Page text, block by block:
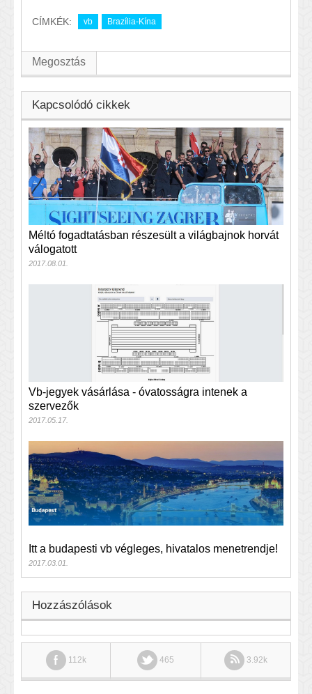
CÍMKÉK: vb Brazília-Kína
Megosztás
Kapcsolódó cikkek
Méltó fogadtatásban részesült a világbajnok horvát
válogatott
2017.08.01.
Vb-jegyek vásárlása - óvatosságra intenek a
szervezők
2017.05.17.
Itt a budapesti vb végleges, hivatalos menetrendje!
2017.03.01.
Hozzászólások
112k 465 3.92k